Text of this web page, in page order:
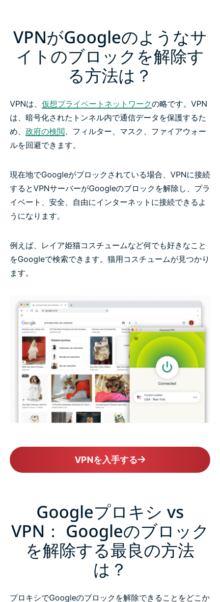
VPNがGoogleのようなサ
イトのブロックを解除す
る方法は？
VPNは、 仮想プライベートネットワークの略です。VPN
は、暗号化されたトンネル内で通信データを保護するた
め、 政府の検閲、フィルター、マスク、ファイアウォー
ルを回避できます。
現在地でGoogleがブロックされている場合、VPNに接続
するとVPNサーバーがGoogleのブロックを解除し、プラ
イベート、安全、自由にインターネットに接続できるよ
うになります。
例えば、レイア姫猫コスチュームなど何でも好きなこと
をGoogleで検索できます。猫用コスチュームが見つかり
ます。
VPNを入手する
Googleプロキシ vs
VPN： Googleのブロック
を解除する最良の方法
は？
プロキシでGoogleのブロックを解除できることをどこか